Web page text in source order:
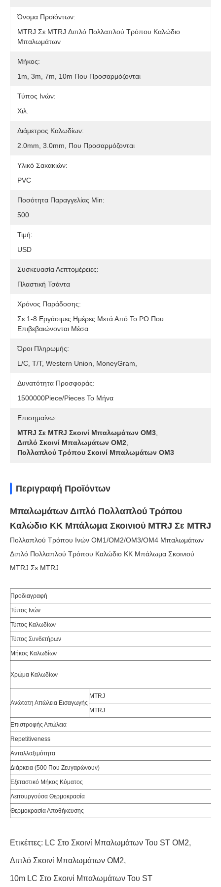
Όνομα Προϊόντων:
MTRJ Σε MTRJ Διπλό Πολλαπλού Τρόπου Καλώδιο
Μπαλωμάτων
Μήκος:
1m, 3m, 7m, 10m Που Προσαρμόζονται
Τύπος Ινών:
Χιλ.
Διάμετρος Καλωδίων:
2.0mm, 3.0mm, Που Προσαρμόζονται
Υλικό Σακακιών:
PVC
Ποσότητα Παραγγελίας Min:
500
Τιμή:
USD
Συσκευασία Λεπτομέρειες:
Πλαστική Τσάντα
Χρόνος Παράδοσης:
Σε 1-8 Εργάσιμες Ημέρες Μετά Από Το PO Που
Επιβεβαιώνονται Μέσα
Όροι Πληρωμής:
L/C, T/T, Western Union, MoneyGram,
Δυνατότητα Προσφοράς:
1500000Piece/Pieces Το Μήνα
Επισημαίνω:
MTRJ Σε MTRJ Σκοινί Μπαλωμάτων OM3
Διπλό Σκοινί Μπαλωμάτων OM2
Πολλαπλού Τρόπου Σκοινί Μπαλωμάτων OM3
Περιγραφή Προϊόντων
Μπαλωμάτων Διπλό Πολλαπλού Τρόπου
Καλώδιο ΚΚ Μπάλωμα Σκοινιού MTRJ Σε MTRJ
Πολλαπλού Τρόπου Ινών OM1/OM2/OM3/OM4 Μπαλωμάτων
Διπλό Πολλαπλού Τρόπου Καλώδιο ΚΚ Μπάλωμα Σκοινιού
MTRJ Σε MTRJ
Προδιαγραφή
Τύπος Ινών
Τύπος Καλωδίων
Τύπος Συνδετήρων
Μήκος Καλωδίων
Χρώμα Καλωδίων
Ανώτατη Απώλεια Εισαγωγής
MTRJ
MTRJ
Επιστροφής Απώλεια
Repetitiveness
Ανταλλαξιμότητα
Διάρκεια (500 Που Ζευγαρώνουν)
Εξεταστικό Μήκος Κύματος
Λειτουργούσα Θερμοκρασία
Θερμοκρασία Αποθήκευσης
Ετικέττες: LC Στο Σκοινί Μπαλωμάτων Του ST OM2,
Διπλό Σκοινί Μπαλωμάτων OM2,
10m LC Στο Σκοινί Μπαλωμάτων Του ST